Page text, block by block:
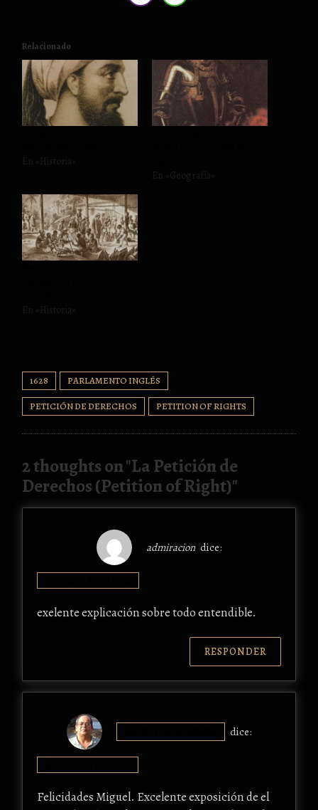
Relacionado
1628 PARLAMENTO INGLÉS
PETICIÓN DE DERECHOS PETITION OF RIGHTS
2 thoughts on "La Petición de
Derechos (Petition of Right)"
admiracion dice:
exelente explicación sobre todo entendible.
RESPONDER
dice:
Felicidades Miguel. Excelente exposición de el